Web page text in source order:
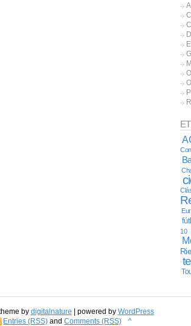
10
by digitalnature | powered by WordPress
Entries (RSS) andComments (RSS) ^